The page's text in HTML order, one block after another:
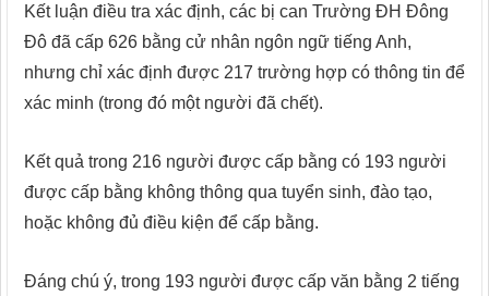
Kết luận điều tra xác định, các bị can Trường ĐH Đông
Đô đã cấp 626 bằng cử nhân ngôn ngữ tiếng Anh,
nhưng chỉ xác định được 217 trường hợp có thông tin để
xác minh (trong đó một người đã chết).
Kết quả trong 216 người được cấp bằng có 193 người
được cấp bằng không thông qua tuyển sinh, đào tạo,
hoặc không đủ điều kiện để cấp bằng.
Đáng chú ý, trong 193 người được cấp văn bằng 2 tiếng